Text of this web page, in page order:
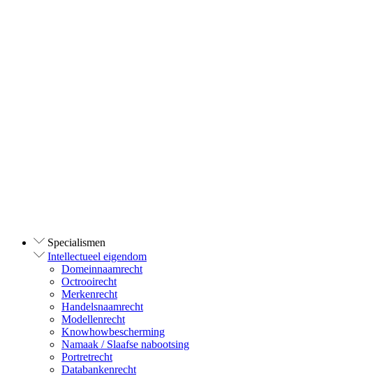
Specialismen
Intellectueel eigendom
Domeinnaamrecht
Octrooirecht
Merkenrecht
Handelsnaamrecht
Modellenrecht
Knowhowbescherming
Namaak / Slaafse nabootsing
Portretrecht
Databankenrecht